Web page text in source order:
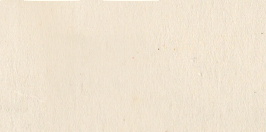
permanente